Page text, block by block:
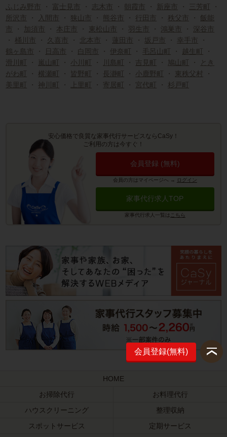
ふじみ野市
・ 富士見市 ・ 志木市 ・ 朝霞市 ・ 新座市 ・ 三芳町 ・
所沢市
・ 入間市 ・ 狭山市 ・ 熊谷市 ・ 行田市 ・ 秩父市 ・ 飯能
・ 加須市 ・ 本庄市 ・ 東松山市 ・ 羽生市 ・ 鴻巣市 ・ 深谷市
・ 桶川市 ・ 久喜市 ・ 北本市 ・ 蓮田市 ・ 坂戸市 ・ 幸手市
・
鶴ヶ島市
・ 日高市 ・ 白岡市 ・ 伊奈町 ・ 毛呂山町 ・ 越生町 ・
滑川町 ・ 嵐山町 ・ 小川町 ・ 川島町 ・ 吉見町 ・ 鳩山町 ・
とき
がわ町 ・ 横瀬町 ・ 皆野町 ・ 長瀞町 ・ 小鹿野町 ・ 東秩父村
・
美里町 ・ 神川町 ・ 上里町 ・ 寄居町 ・ 宮代町 ・杉戸町
安心価格で良質な家事代行サービスならCaSy！
ご利用の方は今すぐ！
会員登録 (無料)
会員の方はマイページへ → ログイン
家事代行求人TOP
家事代行求人一覧は こちら
会員登録(無料)
HOME
お掃除代行
お料理代行
ハウスクリーニング
整理収納
スポットサービス
定期サービス